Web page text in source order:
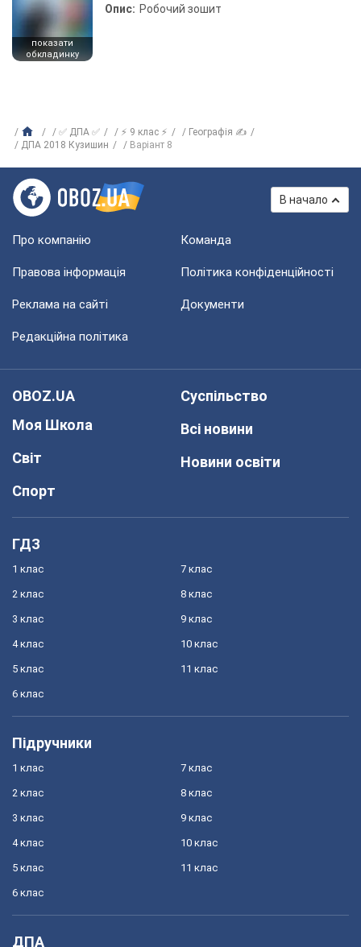
показати
обкладинку
Опис: Робочий зошит
✅ ДПА ✅ ⚡ 9 клас ⚡
Географія ✍
ДПА 2018 Кузишин
Варіант 8
В начало
Про компанію Команда
Правова інформація Політика конфіденційності
Реклама на сайті Документи
Редакційна політика
OBOZ.UA
Моя Школа
Світ
Спорт
Суспільство
Всі новини
Новини освіти
ГДЗ
1 клас
2 клас
3 клас
4 клас
5 клас
6 клас
7 клас
8 клас
9 клас
10 клас
11 клас
Підручники
1 клас
2 клас
3 клас
4 клас
5 клас
6 клас
7 клас
8 клас
9 клас
10 клас
11 клас
ДПА